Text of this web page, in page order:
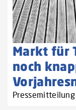
Markt für
noch